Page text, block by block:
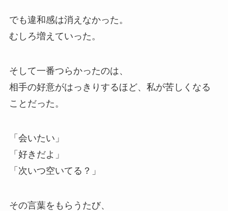
でも違和感は消えなかった。
むしろ増えていった。
そして一番つらかったのは、
相手の好意がはっきりするほど、私が苦しくなる
ことだった。
「会いたい」
「好きだよ」
「次いつ空いてる？」
その言葉をもらうたび、